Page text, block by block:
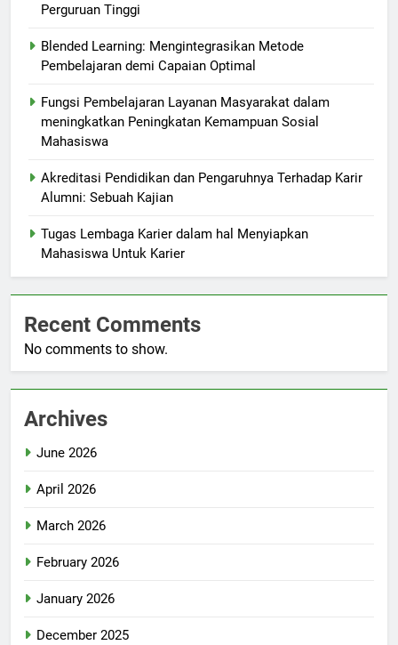
Perguruan Tinggi
Blended Learning: Mengintegrasikan Metode
Pembelajaran demi Capaian Optimal
Fungsi Pembelajaran Layanan Masyarakat dalam
meningkatkan Peningkatan Kemampuan Sosial
Mahasiswa
Akreditasi Pendidikan dan Pengaruhnya Terhadap Karir
Alumni: Sebuah Kajian
Tugas Lembaga Karier dalam hal Menyiapkan
Mahasiswa Untuk Karier
Recent Comments
No comments to show.
Archives
June 2026
April 2026
March 2026
February 2026
January 2026
December 2025